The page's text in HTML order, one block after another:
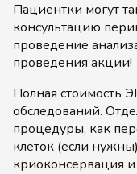
Пациентки могут
консультацию
проведение
проведения акции!
Полная стоимость
обследований.
процедуры, как
клеток (если
криоконсервация